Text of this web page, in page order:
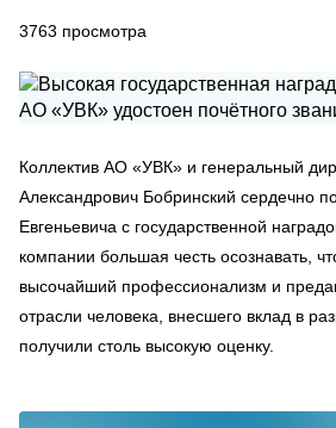
3763 просмотра
Коллектив АО «УВК» и генеральный
Александрович Бобринский сердечно
Евгеньевича с государственной
компании большая честь осознавать,
высочайший профессионализм и
отрасли человека, внесшего вклад в
получили столь высокую оценку.